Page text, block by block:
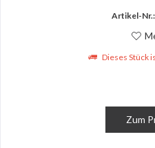
Artikel-Nr.:
Dieses Stück
Zum